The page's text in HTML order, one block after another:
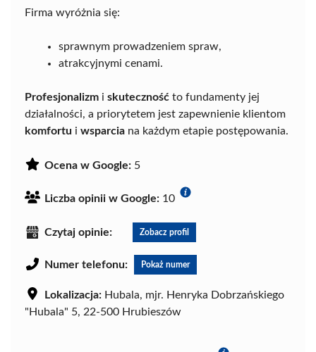
Firma wyróżnia się:
sprawnym prowadzeniem spraw,
atrakcyjnymi cenami.
Profesjonalizm i skuteczność to fundamenty jej
działalności, a priorytetem jest zapewnienie klientom
komfortu i wsparcia na każdym etapie postępowania.
Ocena w Google: 5
Liczba opinii w Google: 10
Czytaj opinie: Zobacz profil
Numer telefonu: Pokaż numer
Lokalizacja: Hubala, mjr. Henryka Dobrzańskiego
"Hubala" 5, 22-500 Hrubieszów